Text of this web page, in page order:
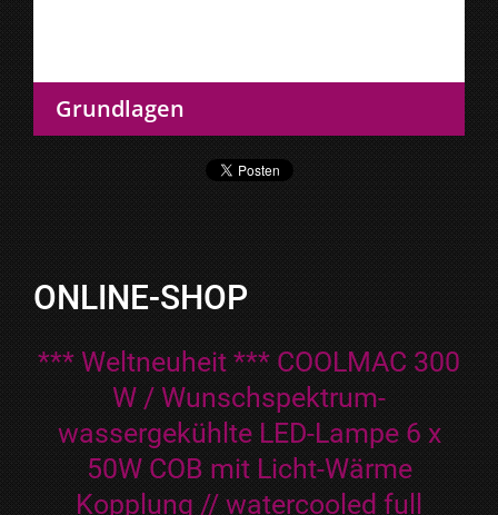
Grundlagen
ONLINE-SHOP
*** Weltneuheit *** COOLMAC 300
W / Wunschspektrum-
wassergekühlte LED-Lampe 6 x
50W COB mit Licht-Wärme
Kopplung // watercooled full